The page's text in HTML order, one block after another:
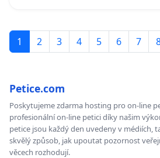
1 2 3 4 5 6 7
Petice.com
Poskytujeme zdarma hosting pro on-line
profesionální on-line petici díky našim
petice jsou každý den uvedeny v médiích,
skvělý způsob, jak upoutat pozornost
věcech rozhodují.